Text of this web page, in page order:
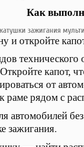
Как
и откройте
капот,
от
рядом с
автомобилей
зажигания.